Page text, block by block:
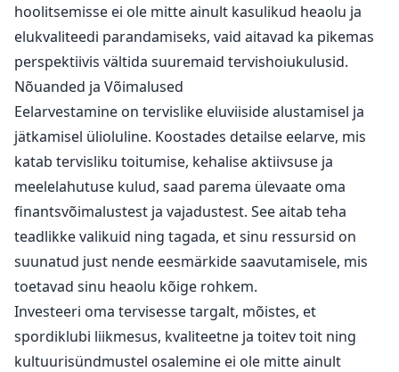
hoolitsemisse ei ole mitte ainult kasulikud heaolu ja
elukvaliteedi parandamiseks, vaid aitavad ka pikemas
perspektiivis vältida suuremaid tervishoiukulusid.
Nõuanded ja Võimalused
Eelarvestamine on tervislike eluviiside alustamisel ja
jätkamisel ülioluline. Koostades detailse eelarve, mis
katab tervisliku toitumise, kehalise aktiivsuse ja
meelelahutuse kulud, saad parema ülevaate oma
finantsvõimalustest ja vajadustest. See aitab teha
teadlikke valikuid ning tagada, et sinu ressursid on
suunatud just nende eesmärkide saavutamisele, mis
toetavad sinu heaolu kõige rohkem.
Investeeri oma tervisesse targalt, mõistes, et
spordiklubi liikmesus, kvaliteetne ja toitev toit ning
kultuurisündmustel osalemine ei ole mitte ainult